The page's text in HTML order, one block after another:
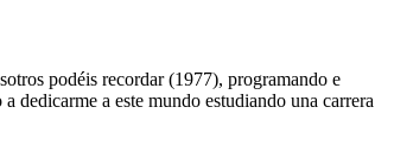
podéis recordar (1977), programando e
dedicarme a este mundo estudiando una carrera